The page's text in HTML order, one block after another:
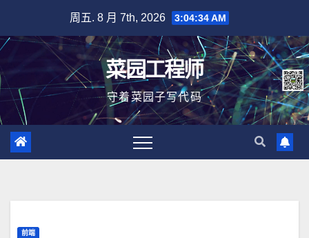
内
容
周五. 8 月 7th, 2026 3:04:34 AM
菜园工程师
守着菜园子写代码
前端